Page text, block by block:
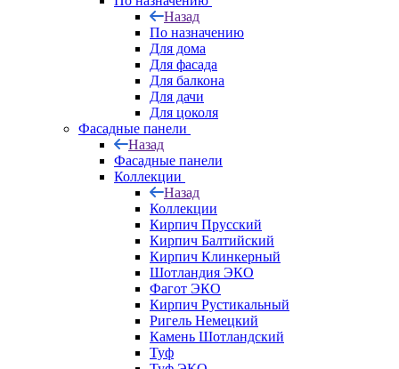
Назад
По назначению
Для дома
Для фасада
Для балкона
Для дачи
Для цоколя
Фасадные панели
Назад
Фасадные панели
Коллекции
Назад
Коллекции
Кирпич Прусский
Кирпич Балтийский
Кирпич Клинкерный
Шотландия ЭКО
Фагот ЭКО
Кирпич Рустикальный
Ригель Немецкий
Камень Шотландский
Туф